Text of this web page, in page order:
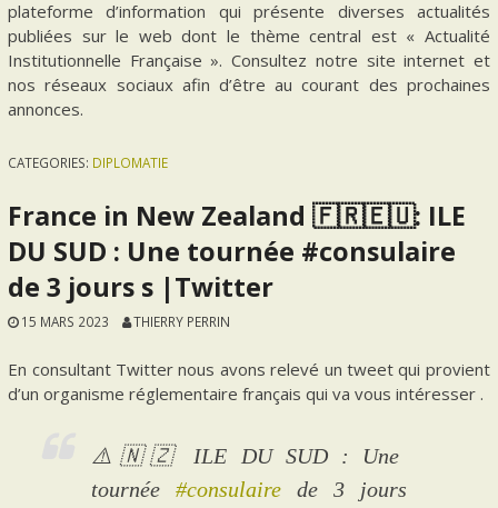
plateforme d’information qui présente diverses actualités
publiées sur le web dont le thème central est « Actualité
Institutionnelle Française ». Consultez notre site internet et
nos réseaux sociaux afin d’être au courant des prochaines
annonces.
CATEGORIES: DIPLOMATIE
France in New Zealand 🇫🇷🇪🇺: ILE
DU SUD : Une tournée #consulaire
de 3 jours s |Twitter
15 MARS 2023 THIERRY PERRIN
En consultant Twitter nous avons relevé un tweet qui provient
d’un organisme réglementaire français qui va vous intéresser .
⚠️🇳🇿 ILE DU SUD : Une
tournée#consulaire de 3 jours